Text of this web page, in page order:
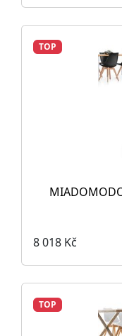
TOP
8 018 Kč
TOP